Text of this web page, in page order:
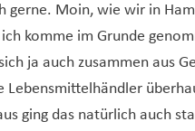
gerne. Moin, wie wir in
komme im Grunde
ja auch zusammen aus
ging das natürlich auch